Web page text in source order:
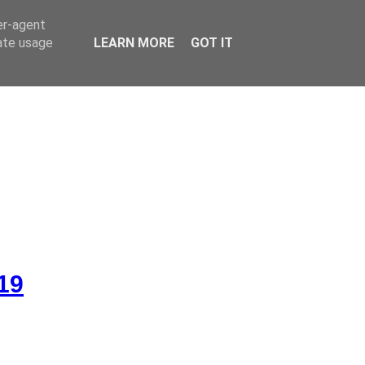
agent
usage
LEARN MORE GOT IT